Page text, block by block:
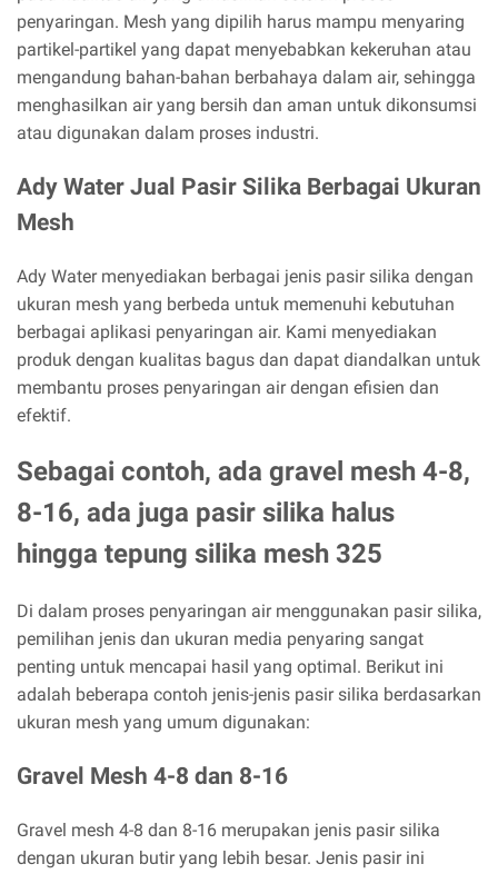
penyaringan. Mesh yang dipilih harus mampu menyaring
partikel-partikel yang dapat menyebabkan kekeruhan atau
mengandung bahan-bahan berbahaya dalam air, sehingga
menghasilkan air yang bersih dan aman untuk dikonsumsi
atau digunakan dalam proses industri.
Ady Water Jual Pasir Silika Berbagai Ukuran
Mesh
Ady Water menyediakan berbagai jenis pasir silika dengan
ukuran mesh yang berbeda untuk memenuhi kebutuhan
berbagai aplikasi penyaringan air. Kami menyediakan
produk dengan kualitas bagus dan dapat diandalkan untuk
membantu proses penyaringan air dengan efisien dan
efektif.
Sebagai contoh, ada gravel mesh 4-8,
8-16, ada juga pasir silika halus
hingga tepung silika mesh 325
Di dalam proses penyaringan air menggunakan pasir silika,
pemilihan jenis dan ukuran media penyaring sangat
penting untuk mencapai hasil yang optimal. Berikut ini
adalah beberapa contoh jenis-jenis pasir silika berdasarkan
ukuran mesh yang umum digunakan:
Gravel Mesh 4-8 dan 8-16
Gravel mesh 4-8 dan 8-16 merupakan jenis pasir silika
dengan ukuran butir yang lebih besar. Jenis pasir ini